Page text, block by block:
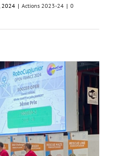
2024 | Actions 2023-24 | 0